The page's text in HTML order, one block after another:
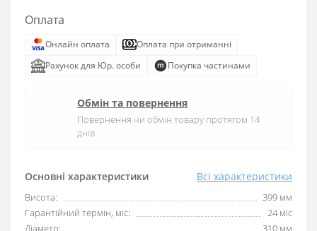
Основні характеристики Всі характеристики
Висота:
399 мм
Гарантійний термін, міс:
24 міс
Діаметр:
310 мм
Оплата
Онлайн оплата
Оплата при отриманні
Рахунок для Юр. особи
Покупка частинами
Обмін та повернення
Повернення чи обмін товару протягом 14
днів